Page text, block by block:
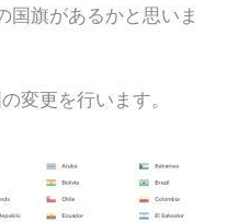
国旗があるかと思いま
変更を行います。